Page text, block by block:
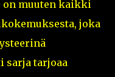
muuten kaikki
joka
sarja tarjoaa